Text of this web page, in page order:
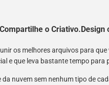
Compartilhe o Criativo.Design
os melhores arquivos para
e que leva bastante tempo para
nuvem sem nenhum tipo de